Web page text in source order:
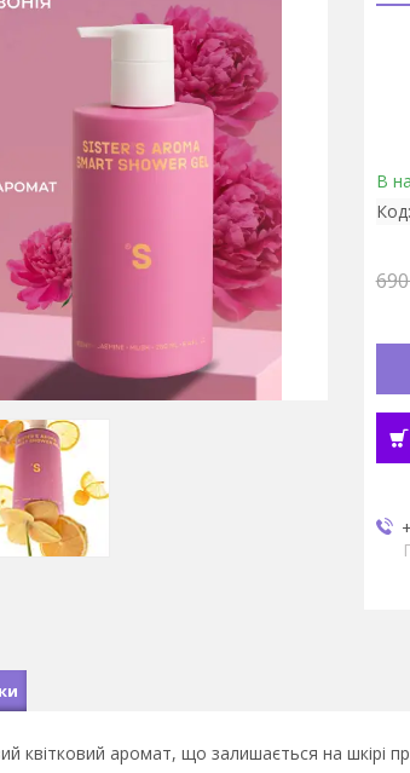
В
Код:
квітковий аромат, що залишається на шкірі